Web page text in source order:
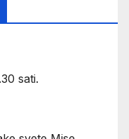
sati.